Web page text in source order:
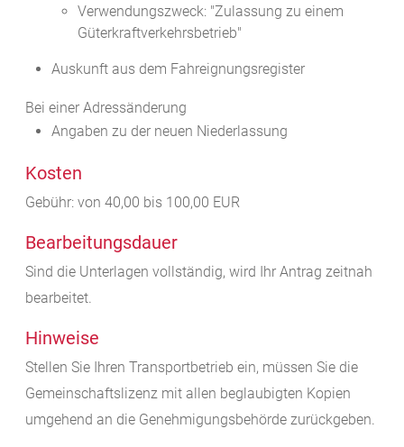
Verwendungszweck: "Zulassung zu einem
Güterkraftverkehrsbetrieb"
Auskunft aus dem Fahreignungsregister
Bei einer Adressänderung
Angaben zu der neuen Niederlassung
Kosten
Gebühr: von 40,00 bis 100,00 EUR
Bearbeitungsdauer
Sind die Unterlagen vollständig, wird Ihr Antrag zeitnah
bearbeitet.
Hinweise
Stellen Sie Ihren Transportbetrieb ein, müssen Sie die
Gemeinschaftslizenz mit allen beglaubigten Kopien
umgehend an die Genehmigungsbehörde zurückgeben.